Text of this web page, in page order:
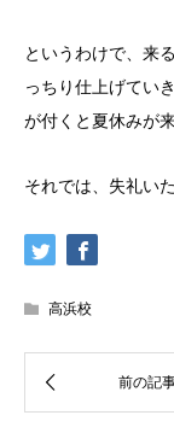
というわけで、来
っちり仕上げてい
が付くと夏休みが
それでは、失礼い
高浜校